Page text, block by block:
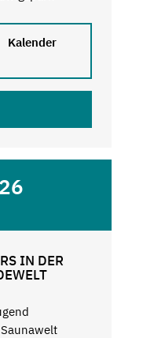
Kalender
IN DER